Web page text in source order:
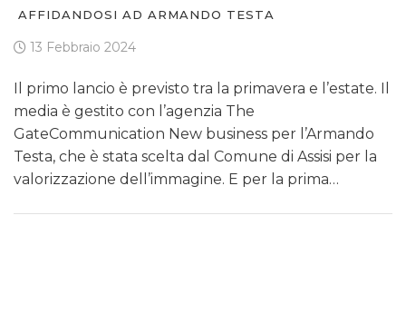
AFFIDANDOSI AD ARMANDO TESTA
13 Febbraio 2024
Il primo lancio è previsto tra la primavera e l’estate. Il
media è gestito con l’agenzia The
GateCommunication New business per l’Armando
Testa, che è stata scelta dal Comune di Assisi per la
valorizzazione dell’immagine. E per la prima…